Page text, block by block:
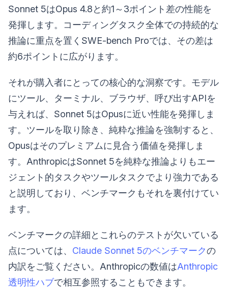
Sonnet 5はOpus 4.8と約1～3ポイント差の性能を
発揮します。コーディングタスク全体での持続的な
推論に重点を置くSWE-bench Proでは、その差は
約6ポイントに広がります。
それが購入者にとっての核心的な洞察です。モデル
にツール、ターミナル、ブラウザ、呼び出すAPIを
与えれば、Sonnet 5はOpusに近い性能を発揮しま
す。ツールを取り除き、純粋な推論を強制すると、
Opusはそのプレミアムに見合う価値を発揮しま
す。AnthropicはSonnet 5を純粋な推論よりもエー
ジェント的タスクやツールタスクでより強力である
と説明しており、ベンチマークもそれを裏付けてい
ます。
ベンチマークの詳細とこれらのテストが欠いている
点については、 Claude Sonnet 5のベンチマークの
内訳をご覧ください。Anthropicの数値はAnthropic
透明性ハブで相互参照することもできます。